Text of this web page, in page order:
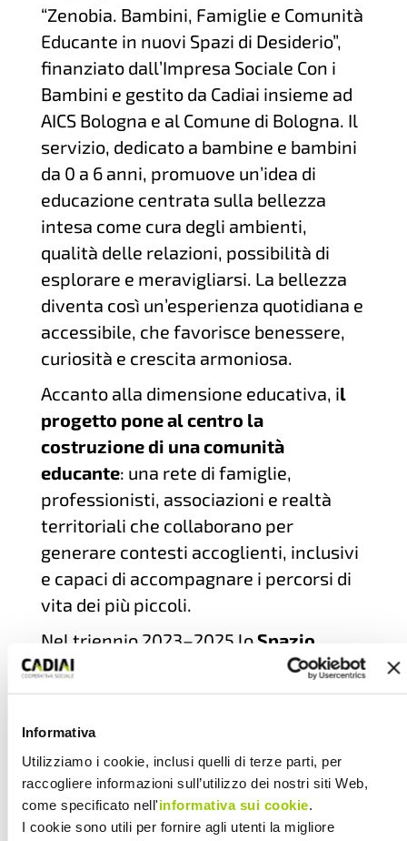
Informativa
Utilizziamo i cookie, inclusi quelli di terze parti, per
raccogliere informazioni sull’utilizzo dei nostri siti Web,
come specificato nell'informativa sui cookie
I cookie sono utili per fornire agli utenti la migliore
“Zenobia. Bambini, Famiglie e Comunità
Educante in nuovi Spazi di Desiderio”,
finanziato dall’Impresa Sociale Con i
Bambini e gestito da Cadiai insieme ad
AICS Bologna e al Comune di Bologna. Il
servizio, dedicato a bambine e bambini
da 0 a 6 anni, promuove un’idea di
educazione centrata sulla bellezza
intesa come cura degli ambienti,
qualità delle relazioni, possibilità di
esplorare e meravigliarsi. La bellezza
diventa così un’esperienza quotidiana e
accessibile, che favorisce benessere,
curiosità e crescita armoniosa.
Accanto alla dimensione educativa, il
progetto pone al centro la
costruzione di una comunità
educante: una rete di famiglie,
professionisti, associazioni e realtà
territoriali che collaborano per
generare contesti accoglienti, inclusivi
e capaci di accompagnare i percorsi di
vita dei più piccoli.
Nel triennio 2023–2025 loSpazio
Zenobia ha accolto oltre 600 bambine
e bambini, offrendo circa 2.400 ore di
del territorio, contribuendo a
rafforzare senso di appartenenza e
partecipazione.